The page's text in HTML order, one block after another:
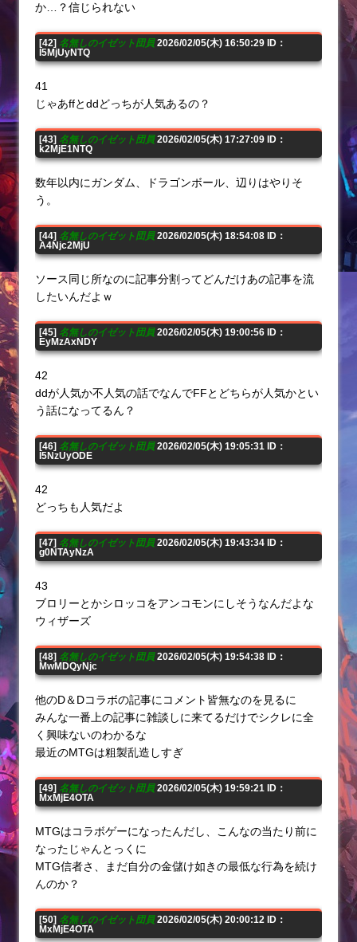
か…？信じられない
[42] 名無しのイゼット団員2026/02/05(木) 16:50:29 ID：
I5MjUyNTQ
41
じゃあffとddどっちが人気あるの？
[43] 名無しのイゼット団員2026/02/05(木) 17:27:09 ID：
k2MjE1NTQ
数年以内にガンダム、ドラゴンボール、辺りはやりそ
う。
[44] 名無しのイゼット団員2026/02/05(木) 18:54:08 ID：
A4Njc2MjU
ソース同じ所なのに記事分割ってどんだけあの記事を流
したいんだよｗ
[45] 名無しのイゼット団員2026/02/05(木) 19:00:56 ID：
EyMzAxNDY
42
ddが人気か不人気の話でなんでFFとどちらが人気かとい
う話になってるん？
[46] 名無しのイゼット団員2026/02/05(木) 19:05:31 ID：
I5NzUyODE
42
どっちも人気だよ
[47] 名無しのイゼット団員2026/02/05(木) 19:43:34 ID：
g0NTAyNzA
43
ブロリーとかシロッコをアンコモンにしそうなんだよな
ウィザーズ
[48] 名無しのイゼット団員2026/02/05(木) 19:54:38 ID：
MwMDQyNjc
他のD＆Dコラボの記事にコメント皆無なのを見るに
みんな一番上の記事に雑談しに来てるだけでシクレに全
く興味ないのわかるな
最近のMTGは粗製乱造しすぎ
[49] 名無しのイゼット団員2026/02/05(木) 19:59:21 ID：
MxMjE4OTA
MTGはコラボゲーになったんだし、こんなの当たり前に
なったじゃんとっくに
MTG信者さ、まだ自分の金儲け如きの最低な行為を続け
んのか？
[50] 名無しのイゼット団員2026/02/05(木) 20:00:12 ID：
MxMjE4OTA